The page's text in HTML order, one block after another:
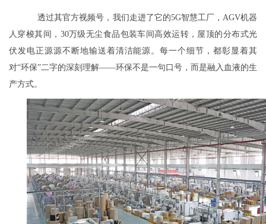
透过其官方视频号，我们走进了它的5G智慧工厂，AGV机器
人穿梭其间，30万级无尘食品包装车间高效运转，屋顶的分布式光
伏发电正源源不断地输送着清洁能源。每一个细节，都彰显着其
对“环保”二字的深刻理解——环保不是一句口号，而是融入血液的生
产方式。